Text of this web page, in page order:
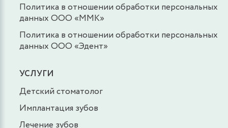
Политика в отношении обработки персональных
данных ООО «ММК»
Политика в отношении обработки персональных
данных ООО «Эдент»
УСЛУГИ
Детский стоматолог
Имплантация зубов
Лечение зубов